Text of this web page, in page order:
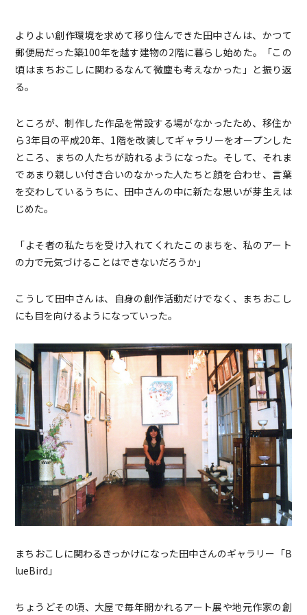
よりよい創作環境を求めて移り住んできた田中さんは、かつて
郵便局だった築100年を越す建物の2階に暮らし始めた。「この
頃はまちおこしに関わるなんて微塵も考えなかった」と振り返
る。
ところが、制作した作品を常設する場がなかったため、移住か
ら3年目の平成20年、1階を改装してギャラリーをオープンした
ところ、まちの人たちが訪れるようになった。そして、それま
であまり親しい付き合いのなかった人たちと顔を合わせ、言葉
を交わしているうちに、田中さんの中に新たな思いが芽生えは
じめた。
「よそ者の私たちを受け入れてくれたこのまちを、私のアート
の力で元気づけることはできないだろうか」
こうして田中さんは、自身の創作活動だけでなく、まちおこし
にも目を向けるようになっていった。
まちおこしに関わるきっかけになった田中さんのギャラリー「B
lueBird」
ちょうどその頃、大屋で毎年開かれるアート展や地元作家の創